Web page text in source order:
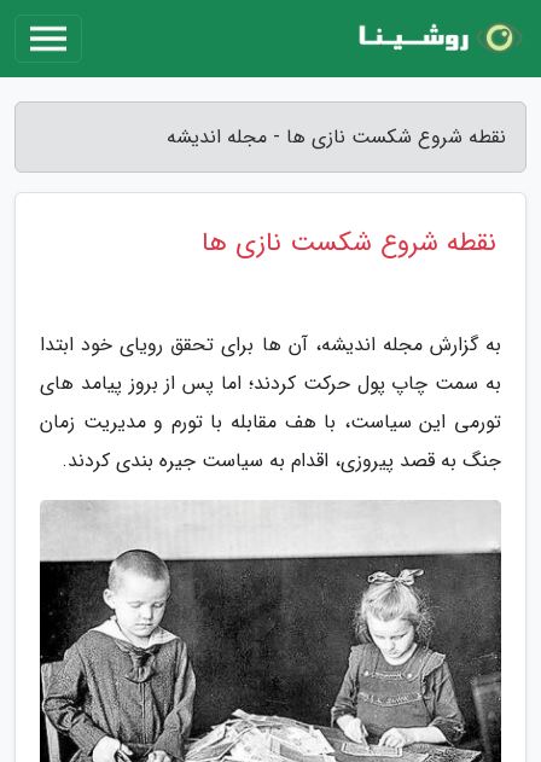
نقطه شروع شکست نازی ها - مجله اندیشه
نقطه شروع شکست نازی ها
به گزارش مجله اندیشه، آن ها برای تحقق رویای خود ابتدا
به سمت چاپ پول حرکت کردند؛ اما پس از بروز پیامد های
تورمی این سیاست، با هف مقابله با تورم و مدیریت زمان
جنگ به قصد پیروزی، اقدام به سیاست جیره بندی کردند.